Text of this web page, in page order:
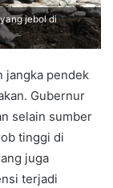
jebol di
jangka pendek
Gubernur
selain sumber
tinggi di
juga
terjadi